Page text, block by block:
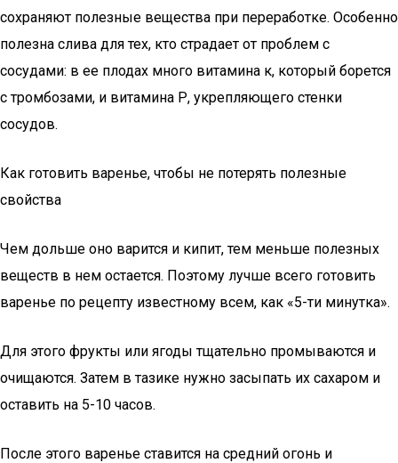
сохраняют полезные вещества при переработке. Особенно
полезна слива для тех, кто страдает от проблем с
сосудами: в ее плодах много витамина к, который борется
с тромбозами, и витамина Р, укрепляющего стенки
сосудов.
Как готовить варенье, чтобы не потерять полезные
свойства
Чем дольше оно варится и кипит, тем меньше полезных
веществ в нем остается. Поэтому лучше всего готовить
варенье по рецепту известному всем, как «5-ти минутка».
Для этого фрукты или ягоды тщательно промываются и
очищаются. Затем в тазике нужно засыпать их сахаром и
оставить на 5-10 часов.
После этого варенье ставится на средний огонь и